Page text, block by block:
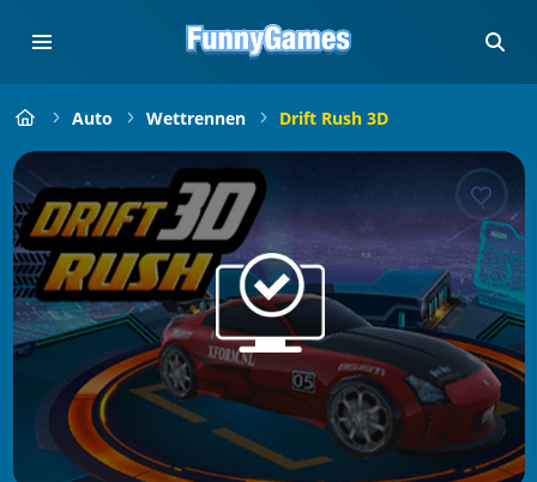
Auto Wettrennen Drift Rush 3D